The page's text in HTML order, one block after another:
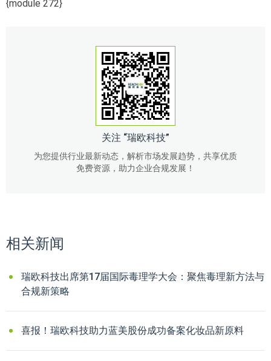
{module 272}
关注 “瑞欧科技”
为您提供行业最新动态，解析市场发展趋势，共享优质
免费资源，助力企业合规发展！
相关新闻
瑞欧科技出席第17届国际毒理学大会：聚焦毒理新方法与
合规新策略
喜报！瑞欧科技助力蓝美股份成功备案化妆品新原料